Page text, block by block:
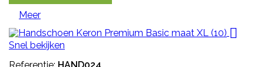
Meer

Snel bekijken
Referentie: HAND024